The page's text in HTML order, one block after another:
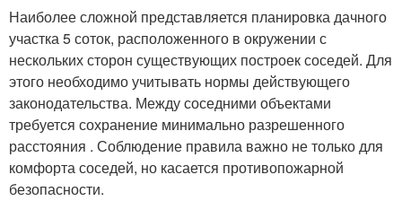
Наиболее сложной представляется планировка дачного
участка 5 соток, расположенного в окружении с
нескольких сторон существующих построек соседей. Для
этого необходимо учитывать нормы действующего
законодательства. Между соседними объектами
требуется сохранение минимально разрешенного
расстояния . Соблюдение правила важно не только для
комфорта соседей, но касается противопожарной
безопасности.